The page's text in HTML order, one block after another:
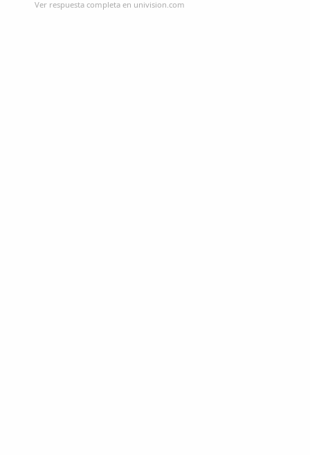
Ver respuesta completa en univision.com